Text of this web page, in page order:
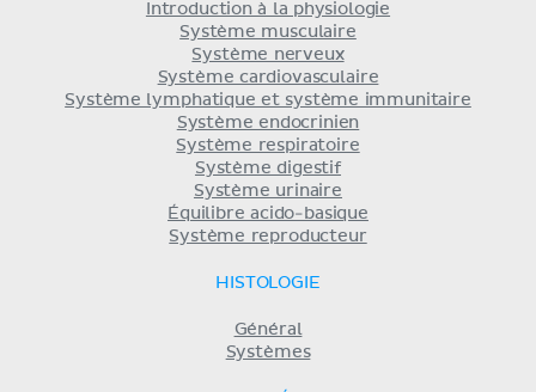
Introduction à la physiologie
Système musculaire
Système nerveux
Système cardiovasculaire
Système lymphatique et système immunitaire
Système endocrinien
Système respiratoire
Système digestif
Système urinaire
Équilibre acido-basique
Système reproducteur
HISTOLOGIE
Général
Systèmes